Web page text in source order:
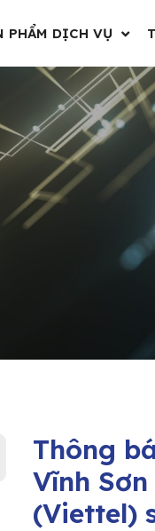
PHẨM DỊCH VỤ
Thông
Vĩnh
(Viettel)